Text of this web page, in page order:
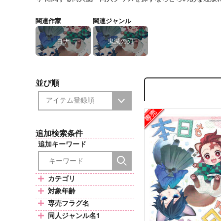
関連作家
ヨナ
関連ジャンル
鬼滅の刃
並び順
追加検索条件
追加キーワード
カテゴリ
対象年齢
専売フラグ名
同人ジャンル名1